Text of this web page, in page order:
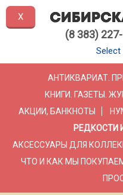
(8 383)
Select
АНТИКВАРИАТ.
КНИГИ. ГАЗЕТЫ.
АКЦИИ, БАНКНОТЫ
РЕДКОСТИ
АКСЕССУАРЫ ДЛЯ
ЧТО И КАК МЫ
X